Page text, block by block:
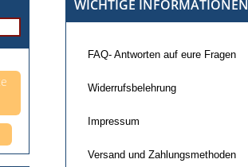
WICHTIGE INFORMATIONEN
FAQ- Antworten auf eure Fragen
Widerrufsbelehrung
Impressum
Versand und Zahlungsmethoden